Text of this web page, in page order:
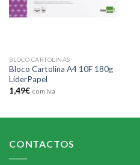
BLOCO CARTOLINAS
Bloco Cartolina A4 10F 180g
LiderPapel
1,49€ com Iva
CONTACTOS